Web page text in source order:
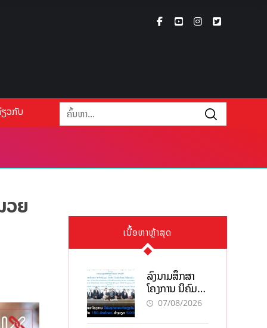
ວກັບ
ວຍ
ເນື້ອຫາຫຼ້າສຸດ
ລົງນາມສຶກສາ
ໂຄງການ ນິຄົມ
ອຸດສາຫະກຳ
07/08/2026